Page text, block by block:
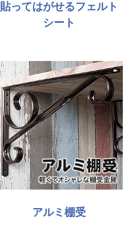
貼ってはがせるフェルト
シート
アルミ棚受